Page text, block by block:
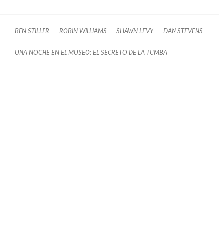
BEN STILLER ROBIN WILLIAMS SHAWN LEVY DAN STEVENS
UNA NOCHE EN EL MUSEO: EL SECRETO DE LA TUMBA